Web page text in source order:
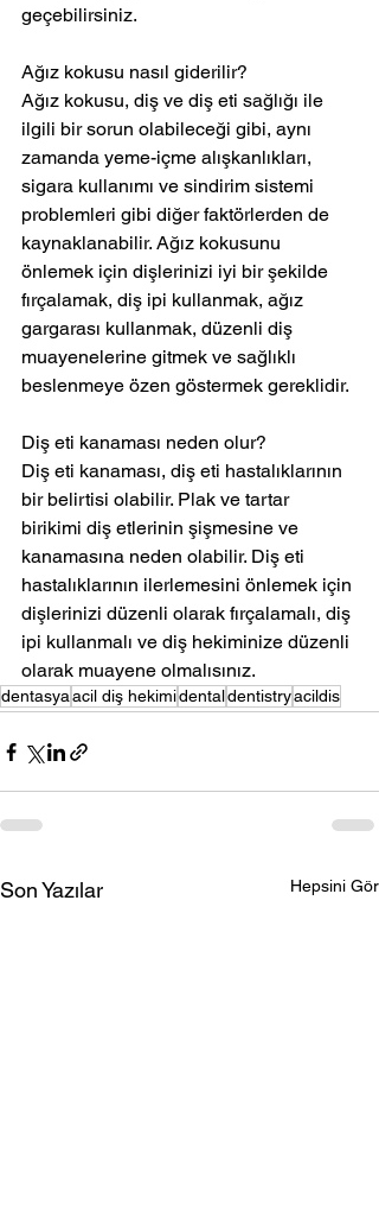
geçebilirsiniz.
Ağız kokusu nasıl giderilir?
Ağız kokusu, diş ve diş eti sağlığı ile
ilgili bir sorun olabileceği gibi, aynı
zamanda yeme-içme alışkanlıkları,
sigara kullanımı ve sindirim sistemi
problemleri gibi diğer faktörlerden de
kaynaklanabilir. Ağız kokusunu
önlemek için dişlerinizi iyi bir şekilde
fırçalamak, diş ipi kullanmak, ağız
gargarası kullanmak, düzenli diş
muayenelerine gitmek ve sağlıklı
beslenmeye özen göstermek gereklidir.
Diş eti kanaması neden olur?
Diş eti kanaması, diş eti hastalıklarının
bir belirtisi olabilir. Plak ve tartar
birikimi diş etlerinin şişmesine ve
kanamasına neden olabilir. Diş eti
hastalıklarının ilerlemesini önlemek için
dişlerinizi düzenli olarak fırçalamalı, diş
ipi kullanmalı ve diş hekiminize düzenli
olarak muayene olmalısınız.
dentasyaacil diş hekimidentaldentistryacildis
Son Yazılar Hepsini Gör